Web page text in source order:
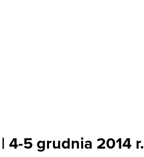
4-5 grudnia 2014 r.